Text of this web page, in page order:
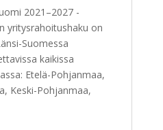
2021–2027 -
yritysrahoitushaku on
Suomessa
kaikissa
Etelä-Pohjanmaa,
Keski-Pohjanmaa,